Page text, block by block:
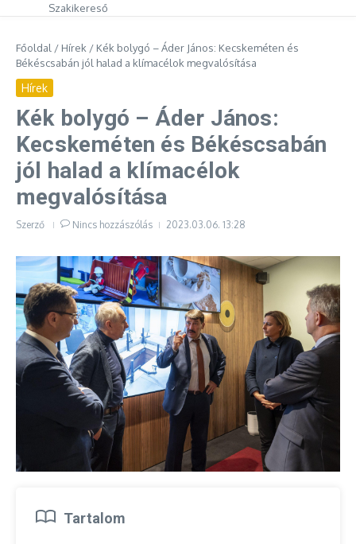
Szakikereső
Főoldal / Hírek / Kék bolygó – Áder János: Kecskeméten és
Békéscsabán jól halad a klímacélok megvalósítása
Hírek
Kék bolygó – Áder János:
Kecskeméten és Békéscsabán
jól halad a klímacélok
megvalósítása
Szerző Nincs hozzászólás 2023.03.06. 13:28
Tartalom